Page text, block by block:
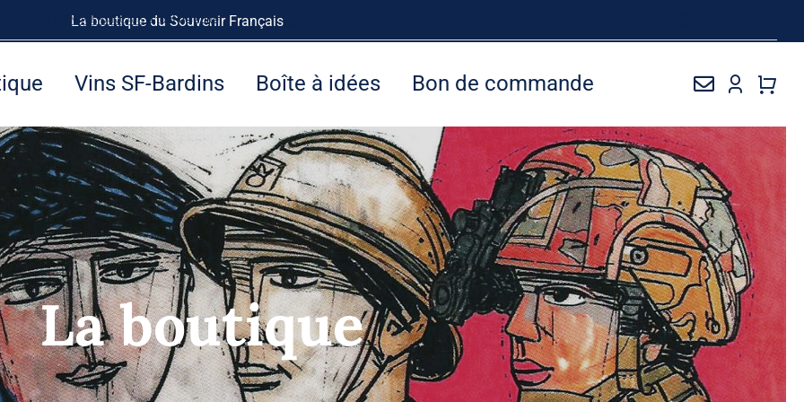
La boutique du Souvenir Français
LE SOUVENIR FRANÇAISà tout de suite.
Vins SF-Bardins Boîte à idées Bon de commande
La boutique